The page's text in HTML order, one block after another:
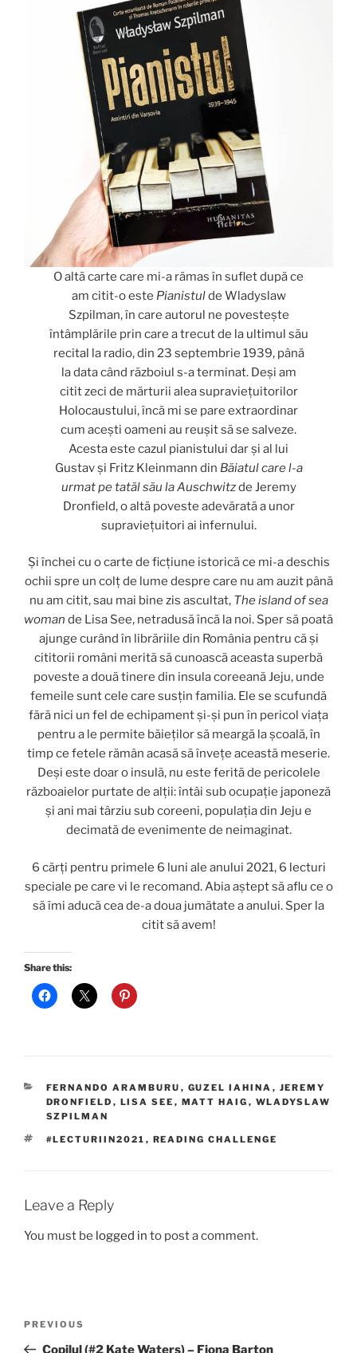
O altă carte care mi-a rămas în suflet după ce
am citit-o este Pianistulde Wladyslaw
Szpilman, în care autorul ne povestește
întâmplările prin care a trecut de la ultimul său
recital la radio, din 23 septembrie 1939, până
la data când războiul s-a terminat. Deși am
citit zeci de mărturii alea supraviețuitorilor
Holocaustului, încă mi se pare extraordinar
cum acești oameni au reușit să se salveze.
Acesta este cazul pianistului dar și al lui
Gustav și Fritz Kleinmann din Băiatul care l-a
urmat pe tatăl său la Auschwitzde Jeremy
Dronfield, o altă poveste adevărată a unor
supraviețuitori ai infernului.
Și închei cu o carte de ficțiune istorică ce mi-a deschis
ochii spre un colț de lume despre care nu am auzit până
nu am citit, sau mai bine zis ascultat, The island of sea
woman de Lisa See, netradusă încă la noi. Sper să poată
ajunge curând în librăriile din România pentru că și
cititorii români merită să cunoască aceasta superbă
poveste a două tinere din insula coreeană Jeju, unde
femeile sunt cele care susțin familia. Ele se scufundă
fără nici un fel de echipament și-și pun în pericol viața
pentru a le permite băieților să meargă la școală, în
timp ce fetele rămân acasă să învețe această meserie.
Deși este doar o insulă, nu este ferită de pericolele
războaielor purtate de alții: întâi sub ocupație japoneză
și ani mai târziu sub coreeni, populația din Jeju e
decimată de evenimente de neimaginat.
6 cărți pentru primele 6 luni ale anului 2021, 6 lecturi
speciale pe care vi le recomand. Abia aștept să aflu ce o
să îmi aducă cea de-a doua jumătate a anului. Sper la
citit să avem!
Share this:
CATEGORIES
FERNANDO ARAMBURU , GUZEL IAHINA , JEREMY
DRONFIELD , LISA SEE , MATT HAIG , WLADYSLAW
SZPILMAN
TAGS
#LECTURIIN2021 , READING CHALLENGE
Leave a Reply
You must be logged in to post a comment.
Previous
Post
PREVIOUS
Copilul (#2 Kate Waters) – Fiona Barton